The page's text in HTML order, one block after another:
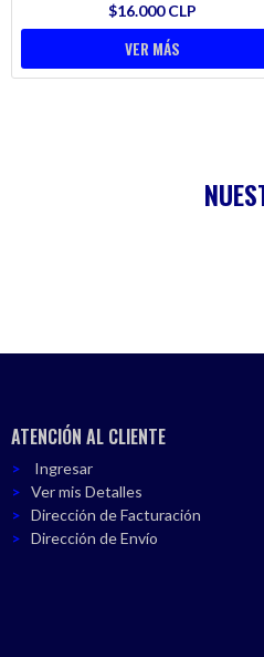
$16.000 CLP
VER MÁS
ATENCIÓN AL CLIENTE
Ingresar
Ver mis Detalles
Dirección de Facturación
Dirección de Envío